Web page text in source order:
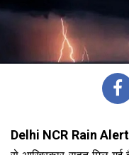
Delhi NCR Rain